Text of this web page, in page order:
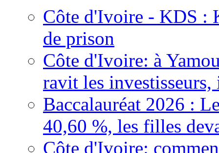
Côte d'Ivoire - KDS :
de prison
Côte d'Ivoire: à
ravit les
Baccalauréat 2026 :
40,60 %, les filles
Côte d'Ivoire: